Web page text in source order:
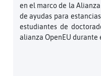
en el marco de la
de ayudas para
estudiantes de
alianza OpenEU durante